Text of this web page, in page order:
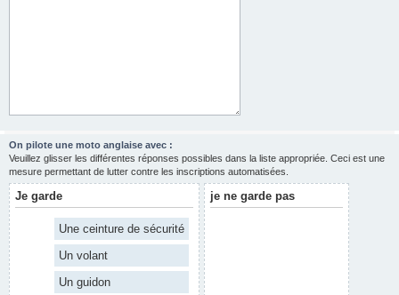
On pilote une moto anglaise avec :
Veuillez glisser les différentes réponses possibles dans la liste appropriée. Ceci est une
mesure permettant de lutter contre les inscriptions automatisées.
Je garde
Une ceinture de sécurité
Un volant
Un guidon
je ne garde pas